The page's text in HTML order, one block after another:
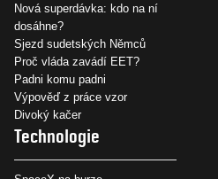
Nová superdávka: kdo na ní
dosáhne?
Sjezd sudetských Němců
Proč vláda zavádí EET?
Padni komu padni
Výpověď z práce vzor
Divoký kačer
Technologie